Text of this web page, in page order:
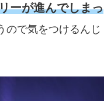
ーが進んでしまっ
ので気をつけるんじ